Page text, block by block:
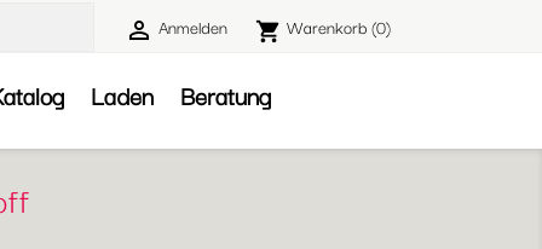
 Anmelden shopping_cart Warenkorb(0)
Laden Beratung